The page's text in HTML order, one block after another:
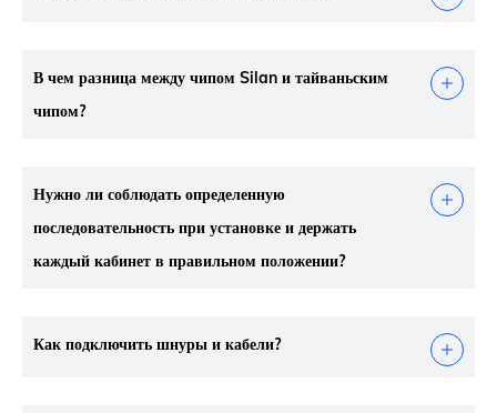
В чем разница между чипом Silan и тайваньским
чипом?
Нужно ли соблюдать определенную
последовательность при установке и держать
каждый кабинет в правильном положении?
Как подключить шнуры и кабели?